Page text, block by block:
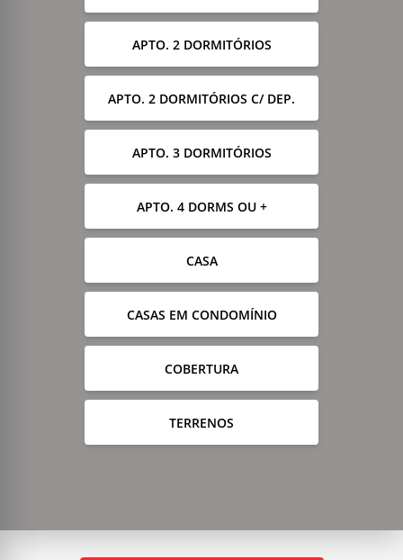
APTO. 2 DORMITÓRIOS
APTO. 2 DORMITÓRIOS C/ DEP.
APTO. 3 DORMITÓRIOS
APTO. 4 DORMS OU +
CASA
CASAS EM CONDOMÍNIO
COBERTURA
TERRENOS